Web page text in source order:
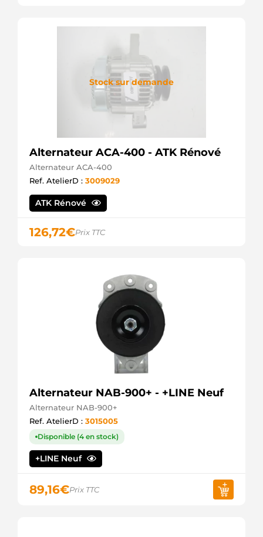
Stock sur demande
Alternateur ACA-400 - ATK Rénové
Alternateur ACA-400
Ref. AtelierD : 3009029
ATK Rénové
126,72€Prix TTC
Alternateur NAB-900+ - +LINE Neuf
Alternateur NAB-900+
Ref. AtelierD : 3015005
Disponible (4 en stock)
+LINE Neuf
89,16€Prix TTC